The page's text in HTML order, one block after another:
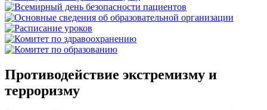
Противодействие экстремизму и
терроризму